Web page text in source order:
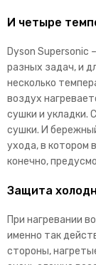
И четыре
Dyson Supersonic
разных задач, и
несколько
воздух
сушки и укладки.
сушки. И
ухода, в котором
конечно,
Защита
При нагревании
именно так
стороны,